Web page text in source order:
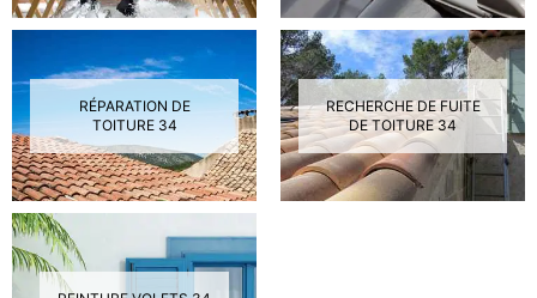
RÉPARATION DE
TOITURE 34
RECHERCHE DE FUITE
DE TOITURE 34